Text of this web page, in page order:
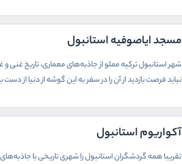
مسجد ایاصوفیه استانبول
شهر استانبول ترکیه مملو از جاذبه‌های معماری، تاریخ
نباید فرصت بازدید از آن را در سفر به این گوشه از دنیا از
آکواریوم استانبول
تقریبا همه گردشگران استانبول را شهری تاریخی با